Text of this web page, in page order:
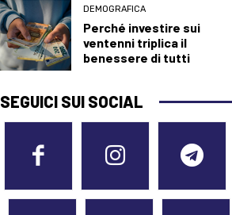
DEMOGRAFICA
Perché investire sui
ventenni triplica il
benessere di tutti
SEGUICI SUI SOCIAL